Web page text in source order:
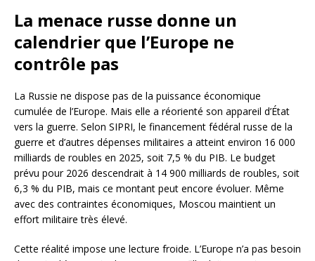
La menace russe donne un
calendrier que l’Europe ne
contrôle pas
La Russie ne dispose pas de la puissance économique
cumulée de l’Europe. Mais elle a réorienté son appareil d’État
vers la guerre. Selon SIPRI, le financement fédéral russe de la
guerre et d’autres dépenses militaires a atteint environ 16 000
milliards de roubles en 2025, soit 7,5 % du PIB. Le budget
prévu pour 2026 descendrait à 14 900 milliards de roubles, soit
6,3 % du PIB, mais ce montant peut encore évoluer. Même
avec des contraintes économiques, Moscou maintient un
effort militaire très élevé.
Cette réalité impose une lecture froide. L’Europe n’a pas besoin